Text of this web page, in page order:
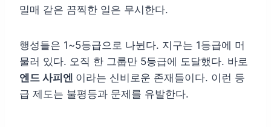
밀매 같은 끔찍한 일은 무시한다.
행성들은 1~5등급으로 나뉜다. 지구는 1등급에 머
물러 있다. 오직 한 그룹만 5등급에 도달했다. 바로
엔드 사피엔 이라는 신비로운 존재들이다. 이런 등
급 제도는 불평등과 문제를 유발한다.